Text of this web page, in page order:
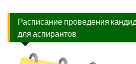
Расписание проведения
для аспирантов